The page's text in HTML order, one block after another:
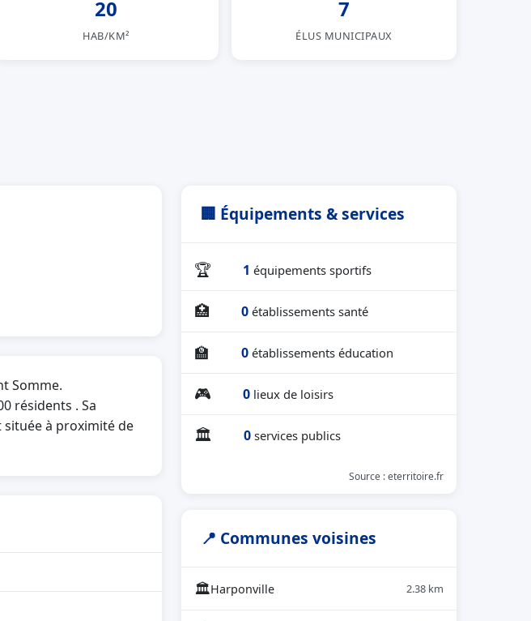
20
HAB/KM²
7
ÉLUS MUNICIPAUX
Somme.
résidents . Sa
située à proximité de
🏢 Équipements & services
🏆 1 équipements sportifs
🏥 0 établissements santé
🏫 0 établissements éducation
🎮 0 lieux de loisirs
🏛 0 services publics
Source : eterritoire.fr
📍 Communes voisines
🏛Harponville 2.38 km